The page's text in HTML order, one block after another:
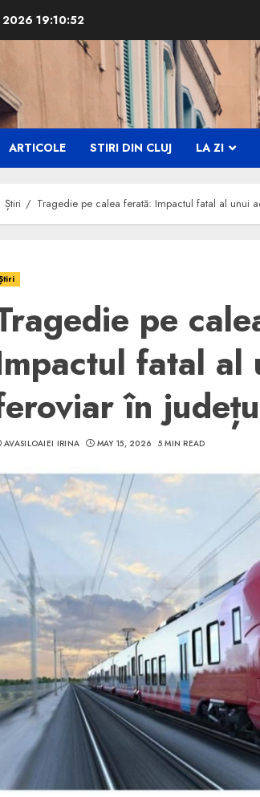
2026 19:10:53
ARTICOLE STIRI DIN CLUJ LA ZI
Știri Tragedie pe calea ferată: Impactul fatal al unui
pe
fatal al
în
AVASILOAIEI IRINA MAY 15, 2026 5 MIN READ
5 min read
SpotOn Cluj
Ce poti vizita in jurul
Clujului cand te afli
weekend prelungit in
“Orasul Comoara”?
ALEXANDRU S. MAY 31, 2023
4 min read